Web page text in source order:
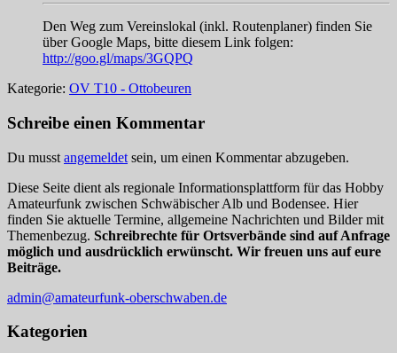
Den Weg zum Vereinslokal (inkl. Routenplaner) finden Sie
über Google Maps, bitte diesem Link folgen:
http://goo.gl/maps/3GQPQ
Kategorie: OV T10 - Ottobeuren
Schreibe einen Kommentar
Du musst angemeldet sein, um einen Kommentar abzugeben.
Diese Seite dient als regionale Informationsplattform für das Hobby
Amateurfunk zwischen Schwäbischer Alb und Bodensee. Hier
finden Sie aktuelle Termine, allgemeine Nachrichten und Bilder mit
Themenbezug. Schreibrechte für Ortsverbände sind auf Anfrage
möglich und ausdrücklich erwünscht. Wir freuen uns auf eure
Beiträge.
admin@amateurfunk-oberschwaben.de
Kategorien